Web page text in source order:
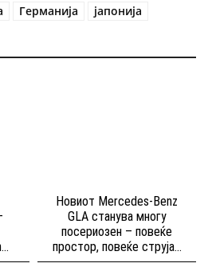
Германија јапонија
Новиот Mercedes-Benz
GLA станува многу
посериозен – повеќе
простор, повеќе струја...